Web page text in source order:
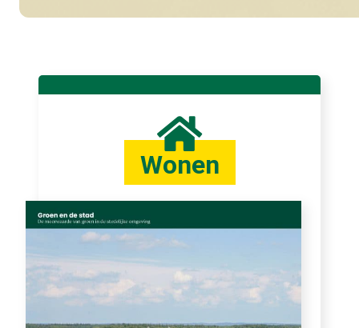
Wonen